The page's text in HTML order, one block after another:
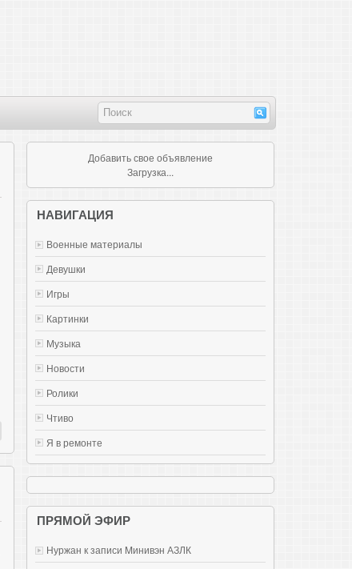
Добавить свое объявление
Загрузка...
НАВИГАЦИЯ
Военные материалы
Девушки
Игры
Картинки
Музыка
Новости
Ролики
Чтиво
Я в ремонте
ПРЯМОЙ ЭФИР
Нуржан к записи Mинивэн АЗЛК